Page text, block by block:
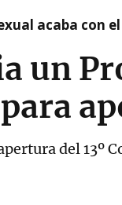
acaba con
un
del 13º